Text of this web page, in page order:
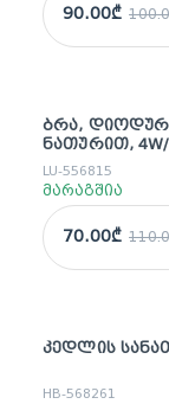
90.00₾
sale
ᲑᲠᲐ, ᲓᲘᲝᲓᲣᲠᲘ
ᲜᲐᲗᲣᲠᲘᲗ, 4W/
LU-556815
მარაგშია
70.00₾
sale
ᲙᲔᲓᲚᲘᲡ
HB-568261